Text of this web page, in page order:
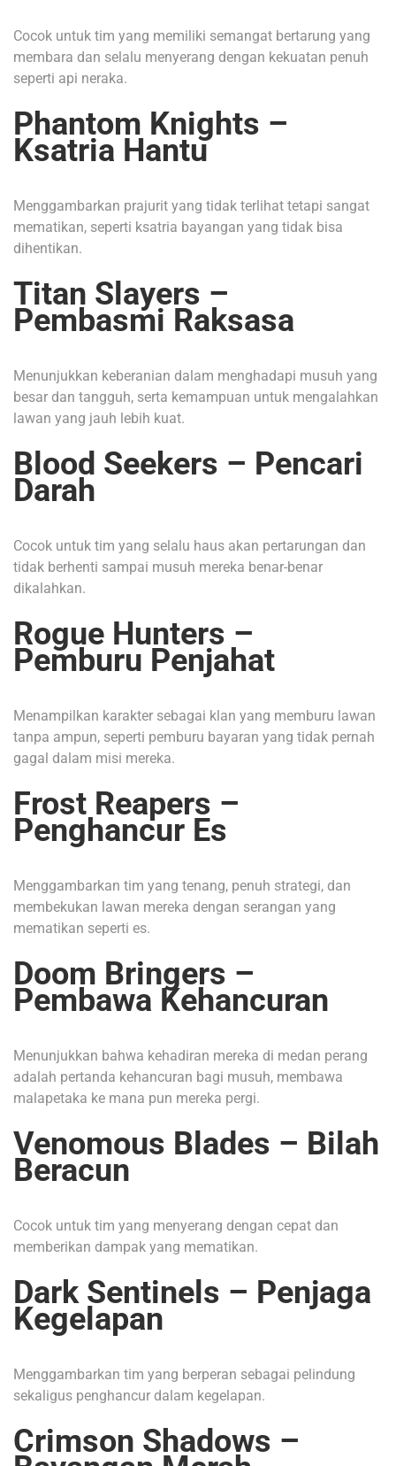
Cocok untuk tim yang memiliki semangat bertarung yang
membara dan selalu menyerang dengan kekuatan penuh
seperti api neraka.
Phantom Knights –
Ksatria Hantu
Menggambarkan prajurit yang tidak terlihat tetapi sangat
mematikan, seperti ksatria bayangan yang tidak bisa
dihentikan.
Titan Slayers –
Pembasmi Raksasa
Menunjukkan keberanian dalam menghadapi musuh yang
besar dan tangguh, serta kemampuan untuk mengalahkan
lawan yang jauh lebih kuat.
Blood Seekers – Pencari
Darah
Cocok untuk tim yang selalu haus akan pertarungan dan
tidak berhenti sampai musuh mereka benar-benar
dikalahkan.
Rogue Hunters –
Pemburu Penjahat
Menampilkan karakter sebagai klan yang memburu lawan
tanpa ampun, seperti pemburu bayaran yang tidak pernah
gagal dalam misi mereka.
Frost Reapers –
Penghancur Es
Menggambarkan tim yang tenang, penuh strategi, dan
membekukan lawan mereka dengan serangan yang
mematikan seperti es.
Doom Bringers –
Pembawa Kehancuran
Menunjukkan bahwa kehadiran mereka di medan perang
adalah pertanda kehancuran bagi musuh, membawa
malapetaka ke mana pun mereka pergi.
Venomous Blades – Bilah
Beracun
Cocok untuk tim yang menyerang dengan cepat dan
memberikan dampak yang mematikan.
Dark Sentinels – Penjaga
Kegelapan
Menggambarkan tim yang berperan sebagai pelindung
sekaligus penghancur dalam kegelapan.
Crimson Shadows –